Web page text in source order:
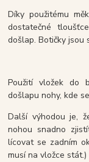
Díky použitému
dostatečné
došlap. Botičky jsou
Použití vložek do
došlapu nohy, kde
Další výhodou je,
nohou snadno
lícovat se zadním
musí na vložce stát.)